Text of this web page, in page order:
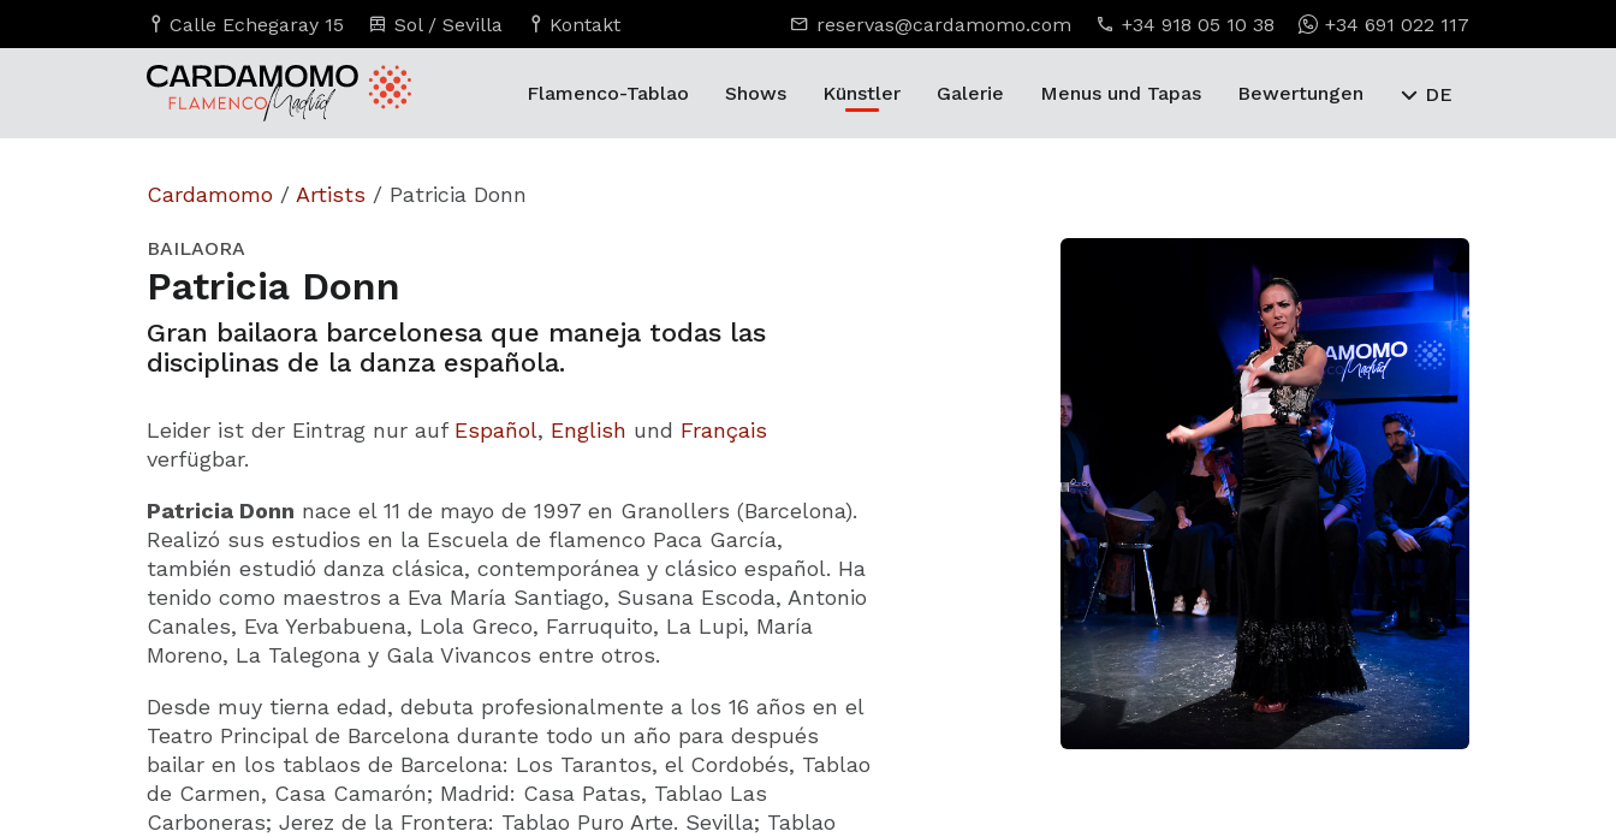
Calle Echegaray 15 Sol / Sevilla Kontakt reservas@cardamomo.com +34 918 05 10 38 +34 691 022 117
Flamenco-Tablao Shows Künstler Galerie Menus und Tapas Bewertungen DE
Cardamomo / Artists / Patricia Donn
BAILAORA
Patricia Donn
Gran bailaora barcelonesa que maneja todas las
disciplinas de la danza española.
Leider ist der Eintrag nur auf Español, English und Français
verfügbar.
Patricia Donn nace el 11 de mayo de 1997 en Granollers (Barcelona).
Realizó sus estudios en la Escuela de flamenco Paca García,
también estudió danza clásica, contemporánea y clásico español. Ha
tenido como maestros a Eva María Santiago, Susana Escoda, Antonio
Canales, Eva Yerbabuena, Lola Greco, Farruquito, La Lupi, María
Moreno, La Talegona y Gala Vivancos entre otros.
Desde muy tierna edad, debuta profesionalmente a los 16 años en el
Teatro Principal de Barcelona durante todo un año para después
bailar en los tablaos de Barcelona: Los Tarantos, el Cordobés, Tablao
de Carmen, Casa Camarón; Madrid: Casa Patas, Tablao Las
Carboneras; Jerez de la Frontera: Tablao Puro Arte. Sevilla; Tablao